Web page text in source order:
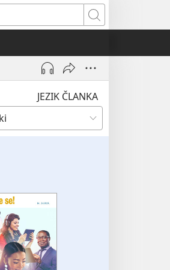
Pretraga
JEZIK ČLANKA